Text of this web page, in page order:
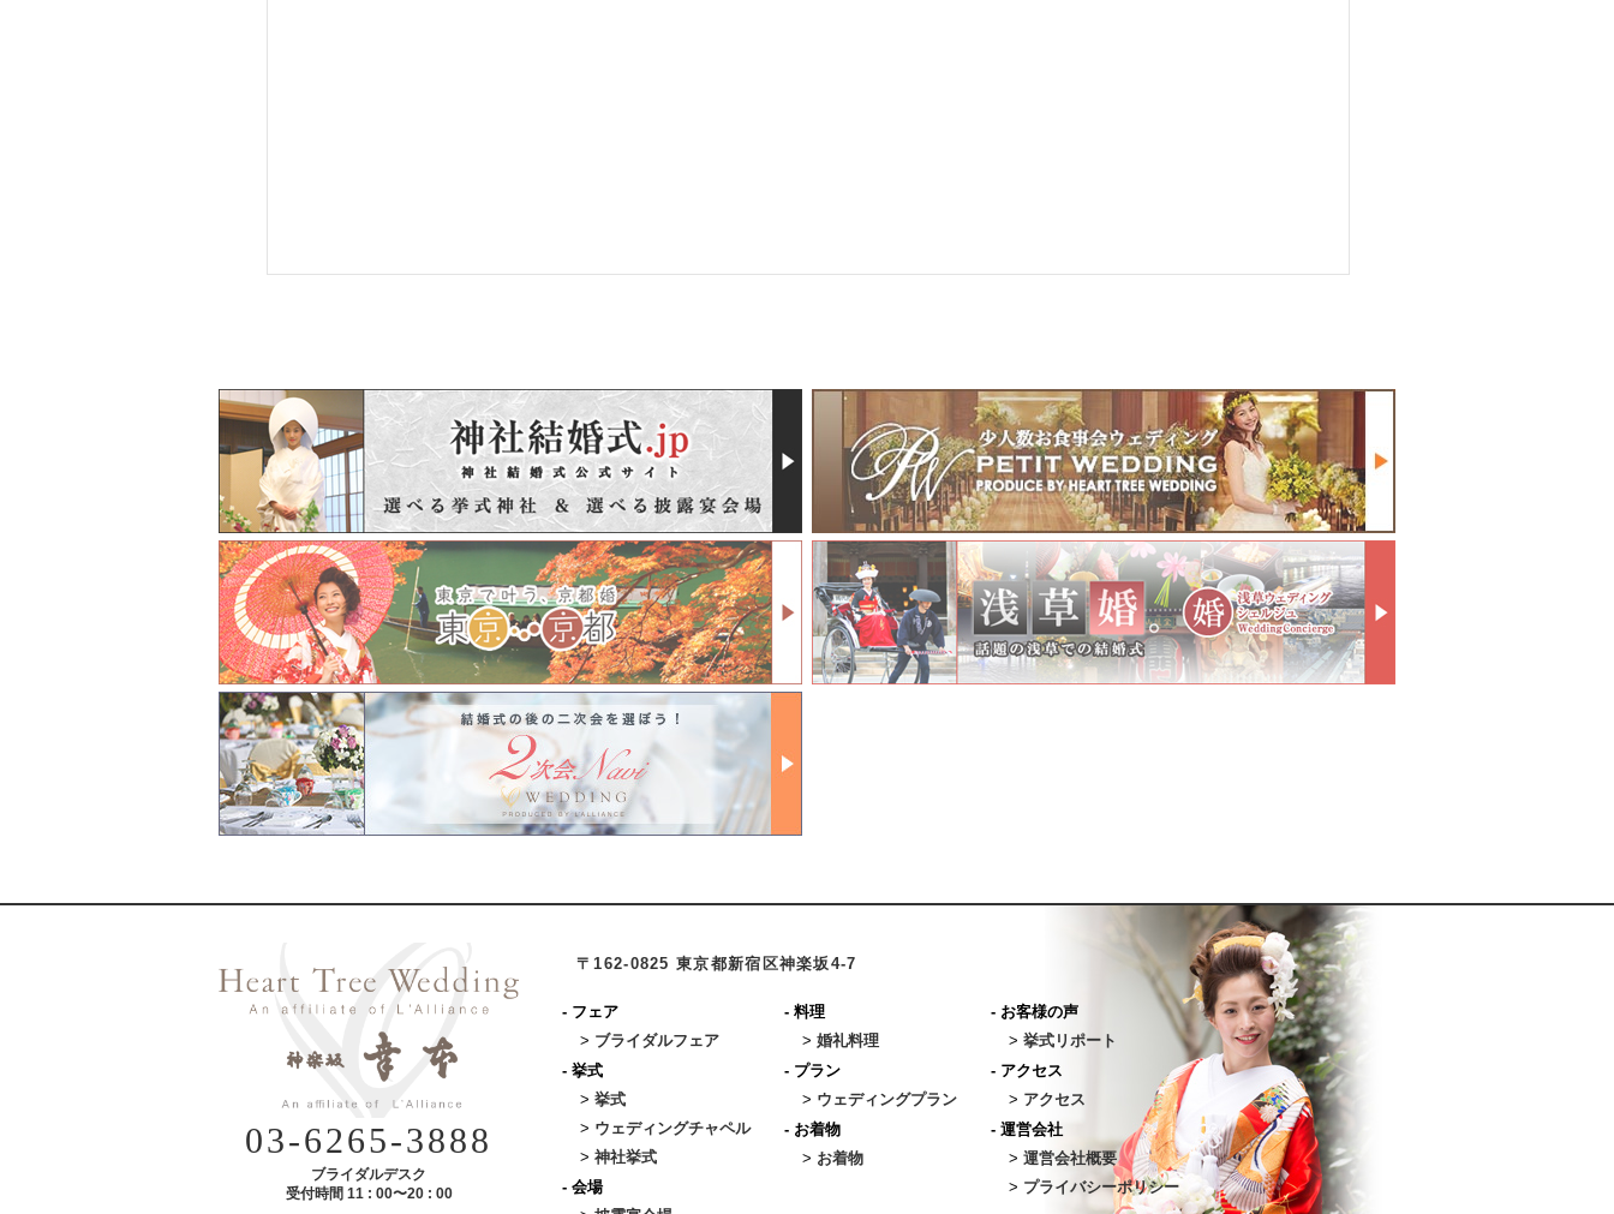
03-6265-3888
ブライダルデスク
受付時間 11 : 00〜20 : 00
〒162-0825 東京都新宿区神楽坂4-7
- フェア
> ブライダルフェア
- 挙式
> 挙式
> ウェディングチャペル
> 神社挙式
- 会場
- 料理
> 婚礼料理
- プラン
> ウェディングプラン
- お着物
> お着物
- お客様の声
> 挙式リポート
- アクセス
> アクセス
- 運営会社
> 運営会社概要
> プライバシーポリシー